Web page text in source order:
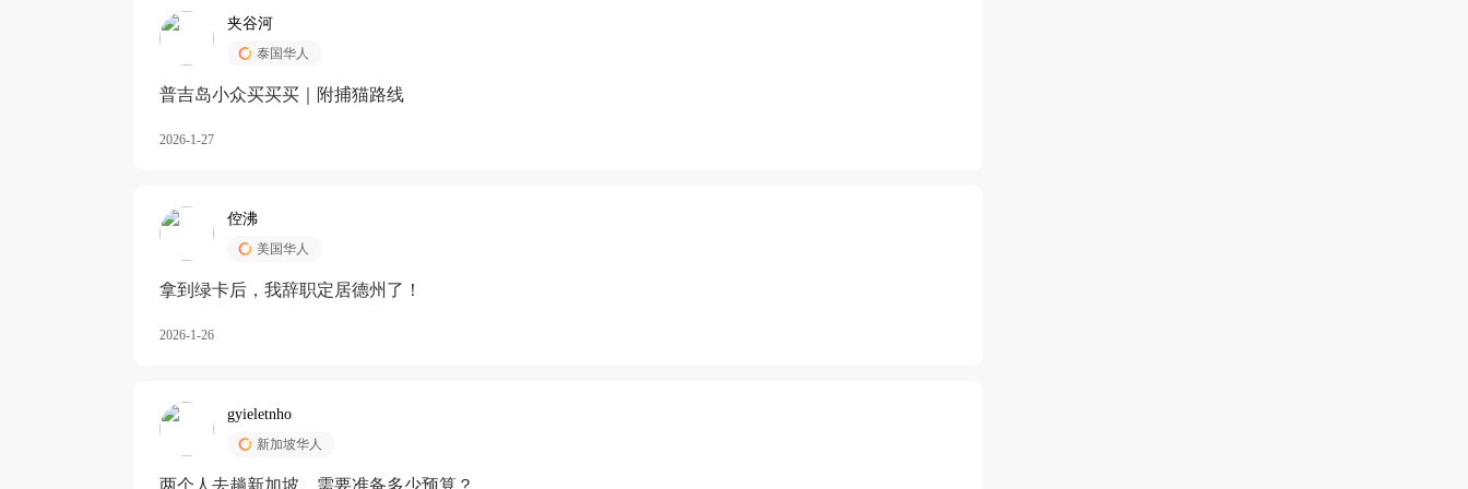
夹谷河
泰国华人
️普吉岛小众买买买｜附捕猫路线
2026-1-27
倥沸
美国华人
拿到绿卡后，我辞职定居德州了！
2026-1-26
gyieletnho
新加坡华人
两个人去趟新加坡，需要准备多少预算？